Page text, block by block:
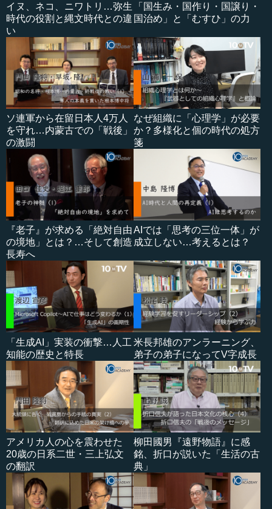
イヌ、ネコ、ニワトリ…弥生
時代の役割と縄文時代との違
い
「国生み・国作り・国譲り・
国治め」と「むすひ」の力
ソ連軍から在留日本人4万人
を守れ…内蒙古での「戦後」
の激闘
なぜ組織に「心理学」が必要
か？多様化と個の時代の処方
箋
『老子』が求める「絶対自由
の境地」とは？…そして創造
長寿へ
AIでは「思考の三位一体」が
成立しない…考えるとは？
「生成AI」実装の衝撃…人工
知能の歴史と特長
米長邦雄のアンラーニング、
弟子の弟子になってV字成長
アメリカ人の心を震わせた
20歳の日系二世・三上弘文
の翻訳
柳田國男『遠野物語』に感
銘、折口が説いた「生活の古
典」